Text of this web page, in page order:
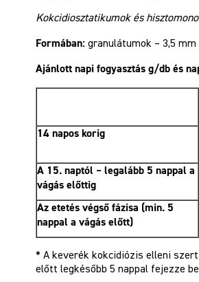
Kokcidiosztatikumok és
Formában: granulátumok – 3,5 mm
Ajánlott napi fogyasztás g/db és
14 napos korig
A 15. naptól – legalább 5 nappal a
vágás előttig
Az etetés végső fázisa (min. 5
nappal a vágás előtt)
* A keverék kokcidiózis elleni
előtt legkésőbb 5 nappal fejezze